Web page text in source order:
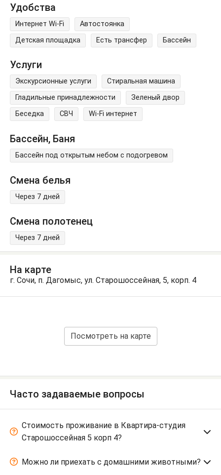
Удобства
Интернет Wi-Fi
Автостоянка
Детская площадка
Есть трансфер Бассейн
Услуги
Экскурсионные услуги
Стиральная машина
Гладильные принадлежности
Зеленый двор
Беседка
СВЧ Wi-Fi интернет
Бассейн, Баня
Бассейн под открытым небом с подогревом
Смена белья
Через 7 дней
Смена полотенец
Через 7 дней
На карте
г. Сочи, п. Дагомыс, ул. Старошоссейная, 5, корп. 4
Посмотреть на карте
Часто задаваемые вопросы
Стоимость проживание в Квартира-студия
Старошоссейная 5 корп 4?
Можно ли приехать с домашними животными?